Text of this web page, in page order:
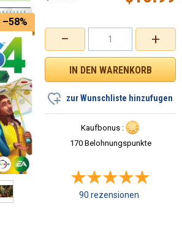
–58%
+
−
zur Wunschliste hinzufugen
Kaufbonus :
170 Belohnungspunkte
90 rezensionen